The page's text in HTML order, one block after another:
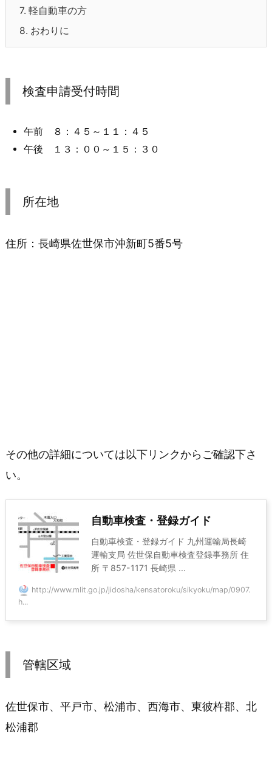
7. 軽自動車の方
8. おわりに
検査申請受付時間
午前 ８：４５～１１：４５
午後 １３：００～１５：３０
所在地
住所：長崎県佐世保市沖新町5番5号
その他の詳細については以下リンクからご確認下さ
い。
自動車検査・登録ガイド
自動車検査・登録ガイド 九州運輸局長崎
運輸支局 佐世保自動車検査登録事務所 住
所 〒857-1171 長崎県 ...
http://www.mlit.go.jp/jidosha/kensatoroku/sikyoku/map/0907.
h...
管轄区域
佐世保市、平戸市、松浦市、西海市、東彼杵郡、北
松浦郡